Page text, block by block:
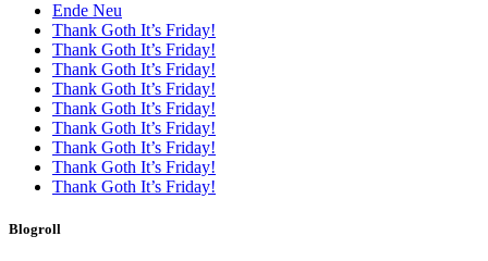
Ende Neu
Thank Goth It’s Friday!
Thank Goth It’s Friday!
Thank Goth It’s Friday!
Thank Goth It’s Friday!
Thank Goth It’s Friday!
Thank Goth It’s Friday!
Thank Goth It’s Friday!
Thank Goth It’s Friday!
Thank Goth It’s Friday!
Blogroll